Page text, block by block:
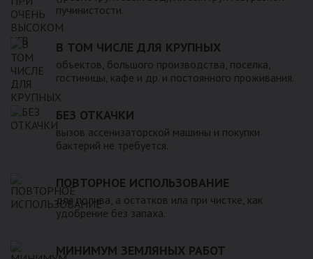
пучинистости.
В ТОМ ЧИСЛЕ ДЛЯ КРУПНЫХ
объектов, большого производства, поселка,
гостиницы, кафе и др. и постоянного проживания.
БЕЗ ОТКАЧКИ
вызов ассенизаторской машины и покупки
бактерий не требуется.
ПОВТОРНОЕ ИСПОЛЬЗОВАНИЕ
для полива, а остатков ила при чистке, как
удобрение без запаха.
МИНИМУМ ЗЕМЛЯНЫХ РАБОТ